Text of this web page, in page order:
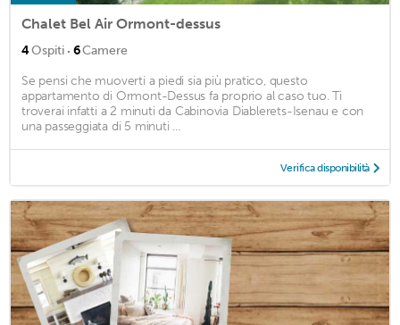
Chalet Bel Air Ormont-dessus
4Ospiti · 6Camere
Se pensi che muoverti a piedi sia più pratico, questo
appartamento di Ormont-Dessus fa proprio al caso tuo. Ti
troverai infatti a 2 minuti da Cabinovia Diablerets-Isenau e con
una passeggiata di 5 minuti ...
Verifica disponibilità